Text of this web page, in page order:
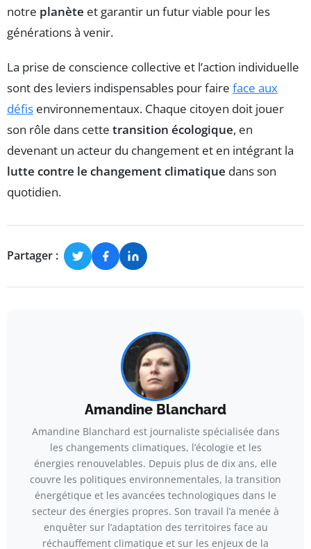
notre planète et garantir un futur viable pour les
générations à venir.
La prise de conscience collective et l’action individuelle
sont des leviers indispensables pour faire face aux
défis environnementaux. Chaque citoyen doit jouer
son rôle dans cette transition écologique, en
devenant un acteur du changement et en intégrant la
lutte contre le changement climatique dans son
quotidien.
Partager :
Amandine Blanchard
Amandine Blanchard est journaliste spécialisée dans
les changements climatiques, l’écologie et les
énergies renouvelables. Depuis plus de dix ans, elle
couvre les politiques environnementales, la transition
énergétique et les avancées technologiques dans le
secteur des énergies propres. Son travail l’a menée à
enquêter sur l’adaptation des territoires face au
réchauffement climatique et sur les enjeux de la